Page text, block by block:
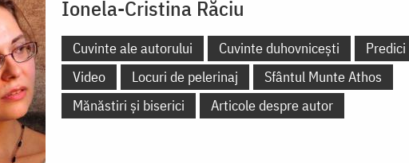
Ionela-Cristina Răciu
Cuvinte ale autorului Cuvinte duhovnicești
Predici
Video
Locuri de pelerinaj
Sfântul Munte Athos
Mănăstiri și biserici
Articole despre autor